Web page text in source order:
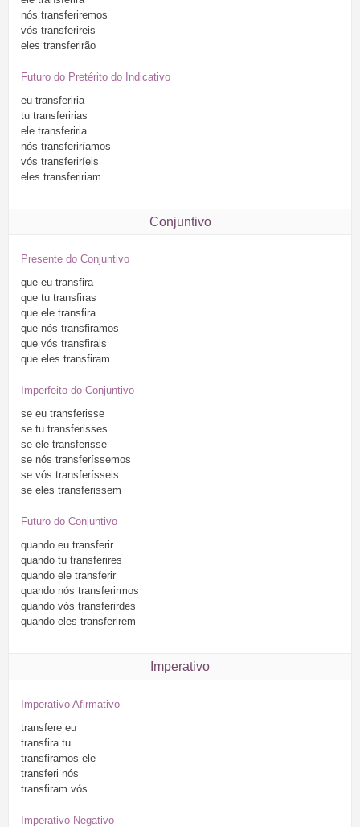
nós transferiremos
vós transferireis
eles transferirão
Futuro do Pretérito do Indicativo
eu transferiria
tu transferirias
ele transferiria
nós transferiríamos
vós transferiríeis
eles transfeririam
Conjuntivo
Presente do Conjuntivo
que eu transfira
que tu transfiras
que ele transfira
que nós transfiramos
que vós transfirais
que eles transfiram
Imperfeito do Conjuntivo
se eu transferisse
se tu transferisses
se ele transferisse
se nós transferíssemos
se vós transferísseis
se eles transferissem
Futuro do Conjuntivo
quando eu transferir
quando tu transferires
quando ele transferir
quando nós transferirmos
quando vós transferirdes
quando eles transferirem
Imperativo
Imperativo Afirmativo
transfere eu
transfira tu
transfiramos ele
transferi nós
transfiram vós
Imperativo Negativo